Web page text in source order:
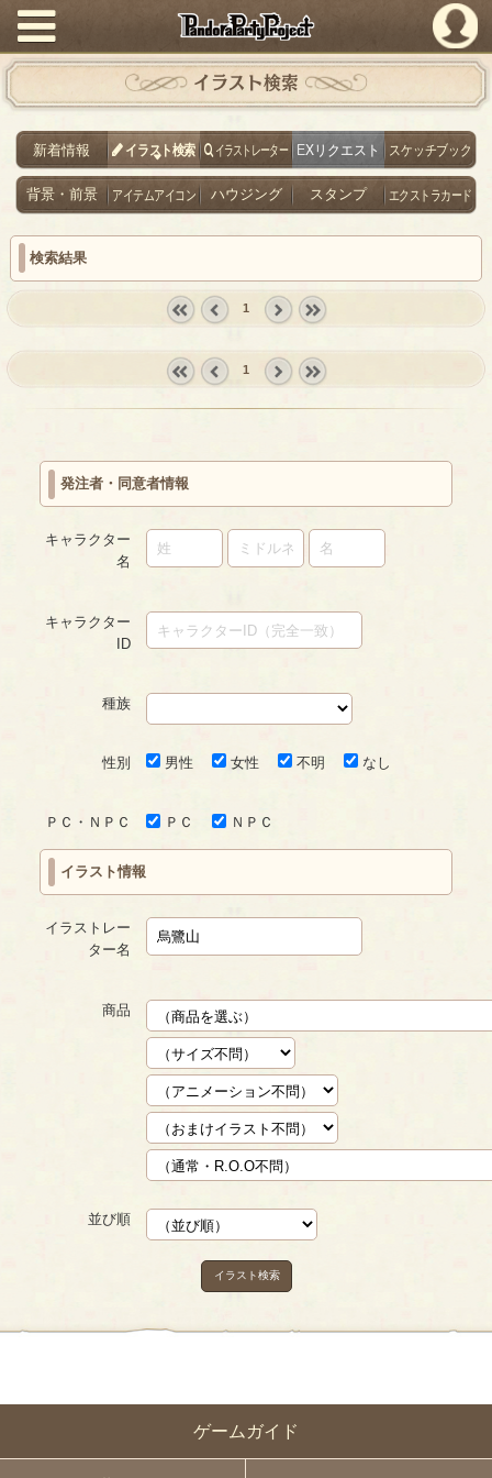
PandoraPartyProject
ゲームガイド
イラスト検索
新着情報 イラスト検索 イラストレーター EXリクエスト スケッチブック
背景・前景 アイテムアイコン ハウジング スタンプ エクストラカード
検索結果
prev
1
1
発注者・同意者情報
キャラクター
名
キャラクター
ID
種族
性別 男性 女性 不明 なし
ＰＣ・ＮＰＣ ＰＣ ＮＰＣ
イラスト情報
イラストレー
ター名
商品
並び順
イラスト検索